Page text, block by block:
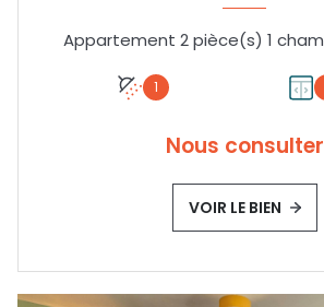
1
Nous consulter
VOIR LE BIEN